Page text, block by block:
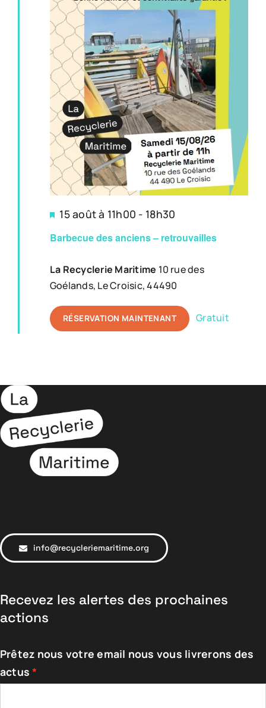
Barbecue des anciens – retrouvailles
Mis
en
15 août à 11h00 - 18h30
La Recyclerie Maritime 10 rue des
Goélands, Le Croisic, 44490
RÉSERVATION MAINTENANT Gratuit
info@recycleriemaritime.org
Recevez les alertes des prochaines
actions
Prêtez nous votre email nous vous livrerons des
actus